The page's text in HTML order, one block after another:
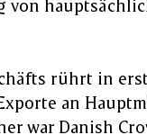
von
rührt in
an
war Danish